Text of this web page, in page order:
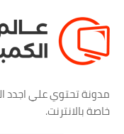
مدونة تحتوي علي اجدد
خاصة بالانترنت.